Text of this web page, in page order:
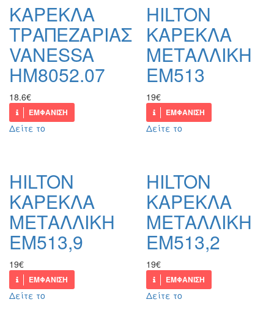
ΚΑΡΕΚΛΑ
ΤΡΑΠΕΖΑΡΙΑΣ
VANESSA
HM8052.07
18.6€
ΕΜΦΑΝΙΣΗ
HILTON
ΚΑΡΕΚΛΑ
ΜΕΤΑΛΛΙΚΗ
ΕΜ513
19€
ΕΜΦΑΝΙΣΗ
Δείτε το
HILTON
ΚΑΡΕΚΛΑ
ΜΕΤΑΛΛΙΚΗ
ΕΜ513,9
19€
ΕΜΦΑΝΙΣΗ
Δείτε το
HILTON
ΚΑΡΕΚΛΑ
ΜΕΤΑΛΛΙΚΗ
ΕΜ513,2
19€
ΕΜΦΑΝΙΣΗ
Δείτε το Δείτε το